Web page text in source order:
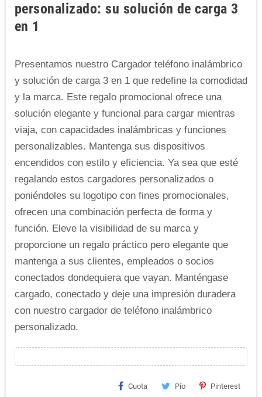
personalizado: su solución de carga 3
en 1
Presentamos nuestro Cargador teléfono inalámbrico
y solución de carga 3 en 1 que redefine la comodidad
y la marca. Este regalo promocional ofrece una
solución elegante y funcional para cargar mientras
viaja, con capacidades inalámbricas y funciones
personalizables. Mantenga sus dispositivos
encendidos con estilo y eficiencia. Ya sea que esté
regalando estos cargadores personalizados o
poniéndoles su logotipo con fines promocionales,
ofrecen una combinación perfecta de forma y
función. Eleve la visibilidad de su marca y
proporcione un regalo práctico pero elegante que
mantenga a sus clientes, empleados o socios
conectados dondequiera que vayan. Manténgase
cargado, conectado y deje una impresión duradera
con nuestro cargador de teléfono inalámbrico
personalizado.
Cuota Pío Pinterest